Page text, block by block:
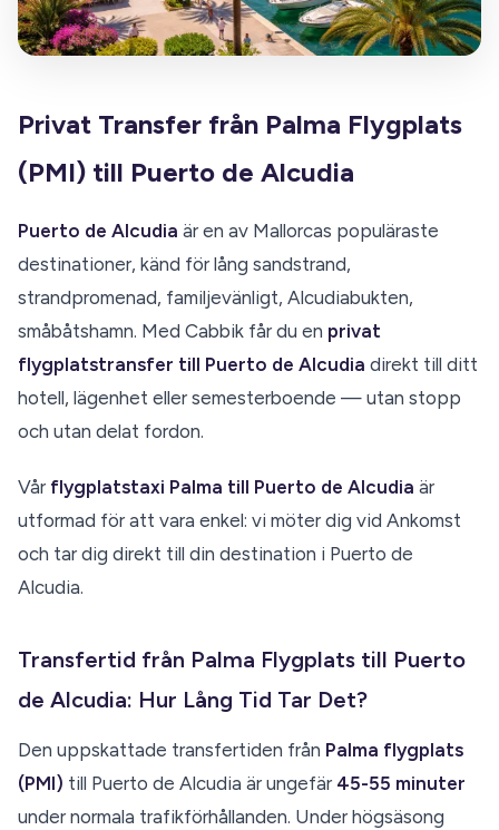
Privat Transfer från Palma Flygplats
(PMI) till Puerto de Alcudia
Puerto de Alcudia är en av Mallorcas populäraste
destinationer, känd för lång sandstrand,
strandpromenad, familjevänligt, Alcudiabukten,
småbåtshamn. Med Cabbik får du en privat
flygplatstransfer till Puerto de Alcudia direkt till ditt
hotell, lägenhet eller semesterboende — utan stopp
och utan delat fordon.
Vår flygplatstaxi Palma till Puerto de Alcudia är
utformad för att vara enkel: vi möter dig vid Ankomst
och tar dig direkt till din destination i Puerto de
Alcudia.
Transfertid från Palma Flygplats till Puerto
de Alcudia: Hur Lång Tid Tar Det?
Den uppskattade transfertiden från Palma flygplats
(PMI) till Puerto de Alcudia är ungefär 45-55 minuter
under normala trafikförhållanden. Under högsäsong